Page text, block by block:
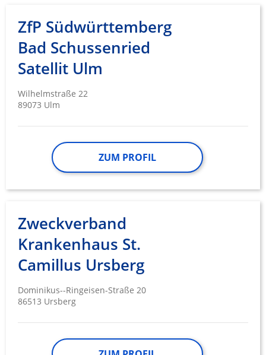
ZfP Südwürttemberg
Bad Schussenried
Satellit Ulm
Wilhelmstraße 22
89073 Ulm
ZUM PROFIL
Zweckverband
Krankenhaus St.
Camillus Ursberg
Dominikus--Ringeisen-Straße 20
86513 Ursberg